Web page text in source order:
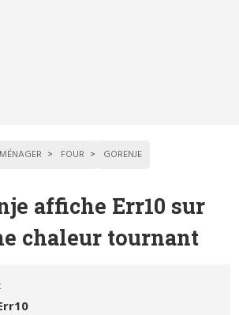
FOUR GORENJE
affiche Err10 sur
chaleur tournant